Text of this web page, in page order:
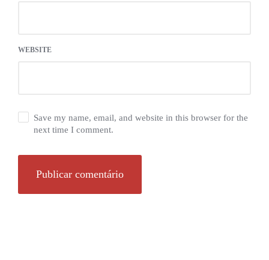
WEBSITE
Save my name, email, and website in this browser for the
next time I comment.